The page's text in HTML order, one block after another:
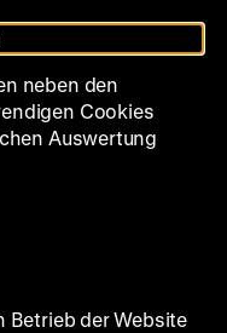
neben den
Cookies
Auswertung
Betrieb der Website